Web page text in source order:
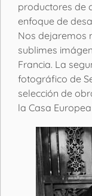
productores de
enfoque de
Nos dejaremos
sublimes
Francia. La
fotográfico de
selección de
la Casa